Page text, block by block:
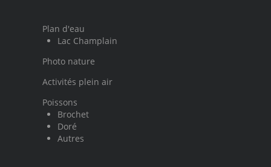
Plan d'eau
Lac Champlain
Photo nature
Activités plein air
Poissons
Brochet
Doré
Autres